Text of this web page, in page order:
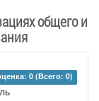
общего и
0 (Всего: 0)